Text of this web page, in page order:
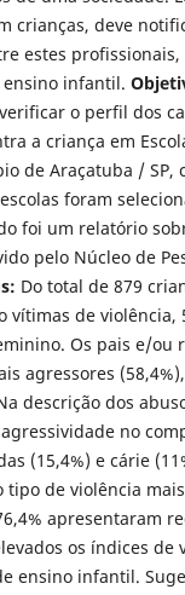
crianças, deve
estes profissionais,
infantil.
o perfil dos
a criança em
de Araçatuba / SP,
foram
foi um relatório
pelo Núcleo de
Do total de 879
de violência,
Os pais e/ou
agressores
descrição dos
no
(15,4%) e cárie
de violência
apresentaram
os índices de
ensino infantil.